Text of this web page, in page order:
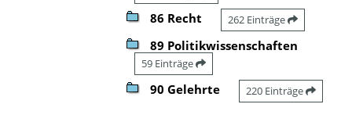
86 Recht 262 Einträge
89 Politikwissenschaften
59 Einträge
90 Gelehrte 220 Einträge